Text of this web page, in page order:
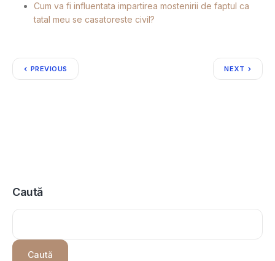
Cum va fi influentata impartirea mostenirii de faptul ca
tatal meu se casatoreste civil?
PREVIOUS NEXT
Caută
Caută